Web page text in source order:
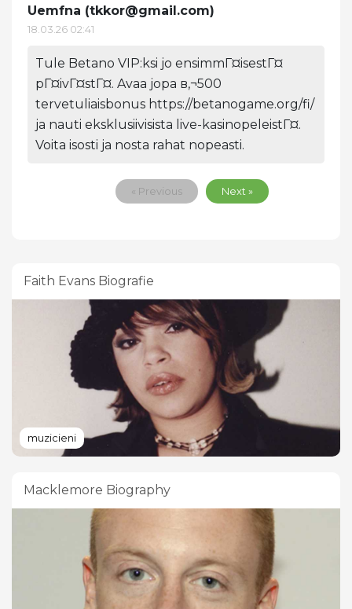
Uemfna (tkkor@gmail.com)
18.03.26 02:41
Tule Betano VIP:ksi jo ensimmГ¤isestГ¤
pГ¤ivГ¤stГ¤. Avaa jopa в‚¬500
tervetuliaisbonus https://betanogame.org/fi/
ja nauti eksklusiivisista live-kasinopeleistГ¤.
Voita isosti ja nosta rahat nopeasti.
« Previous Next »
Faith Evans Biografie
muzicieni
Macklemore Biography